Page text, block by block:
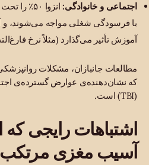
اجتماعی و خانوادگی:
انزوا ۵۰٪
با فرسودگی شغلی مواجه می‌شوند، و
آموزش تأثیر می‌گذارد (مثلاً نرخ
مطالعات جانبازان، مشکلات
که نشان‌دهنده‌ی عوارض گسترده‌ی
(TBI) است.
اشتباهات رایجی که
آسیب مغزی